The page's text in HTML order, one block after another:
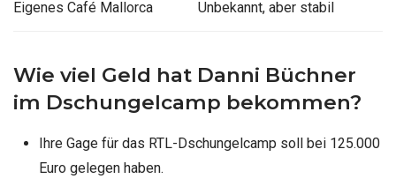
Eigenes Café Mallorca Unbekannt, aber stabil
Wie viel Geld hat Danni Büchner
im Dschungelcamp bekommen?
Ihre Gage für das RTL-Dschungelcamp soll bei 125.000
Euro gelegen haben.